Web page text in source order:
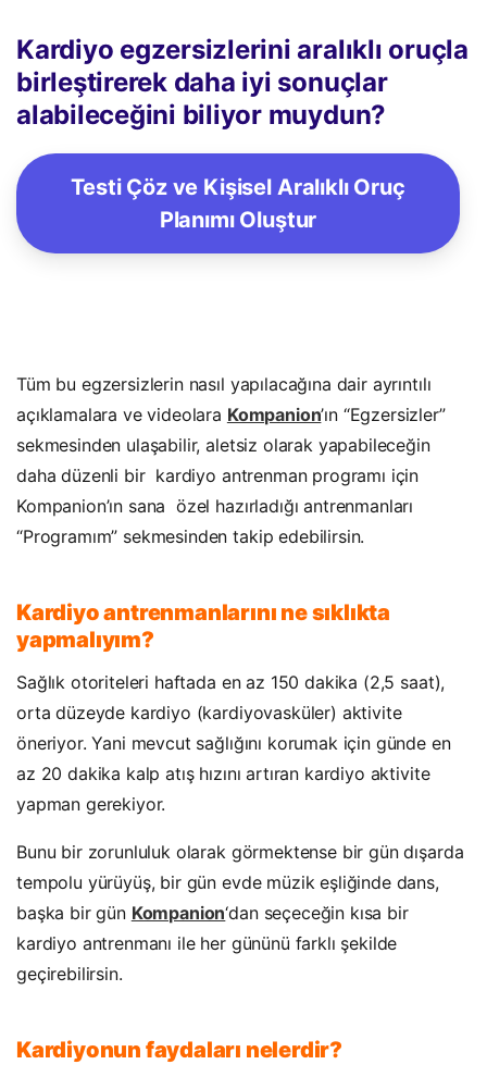
Kardiyo egzersizlerini aralıklı oruçla
birleştirerek daha iyi sonuçlar
alabileceğini biliyor muydun?
Testi Çöz ve Kişisel Aralıklı Oruç
Planımı Oluştur
Tüm bu egzersizlerin nasıl yapılacağına dair ayrıntılı
açıklamalara ve videolara Kompanion’ın “Egzersizler”
sekmesinden ulaşabilir, aletsiz olarak yapabileceğin
daha düzenli bir kardiyo antrenman programı için
Kompanion’ın sana özel hazırladığı antrenmanları
“Programım” sekmesinden takip edebilirsin.
Kardiyo antrenmanlarını ne sıklıkta
yapmalıyım?
Sağlık otoriteleri haftada en az 150 dakika (2,5 saat),
orta düzeyde kardiyo (kardiyovasküler) aktivite
öneriyor. Yani mevcut sağlığını korumak için günde en
az 20 dakika kalp atış hızını artıran kardiyo aktivite
yapman gerekiyor.
Bunu bir zorunluluk olarak görmektense bir gün dışarda
tempolu yürüyüş, bir gün evde müzik eşliğinde dans,
başka bir gün Kompanion‘dan seçeceğin kısa bir
kardiyo antrenmanı ile her gününü farklı şekilde
geçirebilirsin.
Kardiyonun faydaları nelerdir?